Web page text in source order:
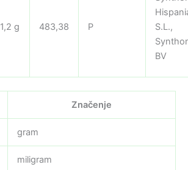
1,2 g 483,38 P
S.L.,
BV
Značenje
gram
miligram